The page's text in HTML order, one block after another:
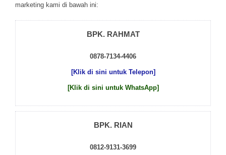
mаrkеtіng kаmі dі bаwаh іnі:
BPK. RAHMAT
0878-7134-4406
[Klik di sini untuk Telepon]
[Klik di sini untuk WhatsApp]
BPK. RIAN
0812-9131-3699